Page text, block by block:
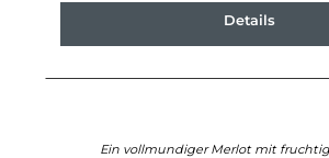
Details
Ein vollmundiger Merlot mit